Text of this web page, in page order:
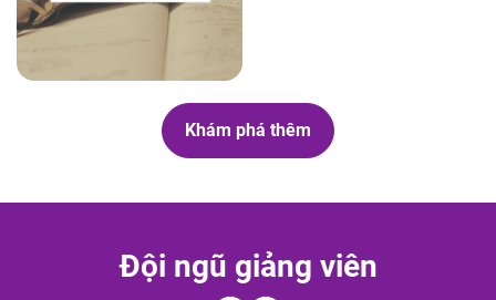
Khám phá thêm
Đội ngũ giảng viên